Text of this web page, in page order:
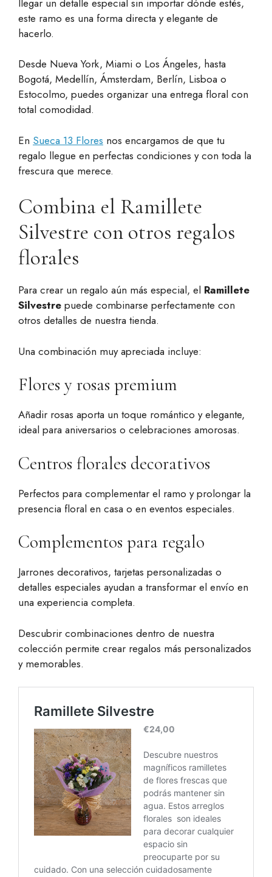
este ramo es una forma directa y elegante de
hacerlo.
Desde Nueva York, Miami o Los Ángeles, hasta
Bogotá, Medellín, Ámsterdam, Berlín, Lisboa o
Estocolmo, puedes organizar una entrega floral con
total comodidad.
En Sueca 13 Flores nos encargamos de que tu
regalo llegue en perfectas condiciones y con toda la
frescura que merece.
Combina el Ramillete
Silvestre con otros regalos
florales
Para crear un regalo aún más especial, el Ramillete
Silvestre puede combinarse perfectamente con
otros detalles de nuestra tienda.
Una combinación muy apreciada incluye:
Flores y rosas premium
Añadir rosas aporta un toque romántico y elegante,
ideal para aniversarios o celebraciones amorosas.
Centros florales decorativos
Perfectos para complementar el ramo y prolongar la
presencia floral en casa o en eventos especiales.
Complementos para regalo
Jarrones decorativos, tarjetas personalizadas o
detalles especiales ayudan a transformar el envío en
una experiencia completa.
Descubrir combinaciones dentro de nuestra
colección permite crear regalos más personalizados
y memorables.